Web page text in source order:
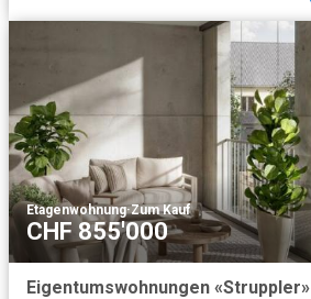
Etagenwohnung·Zum Kauf
CHF 855'000
Eigentumswohnungen «Struppler»